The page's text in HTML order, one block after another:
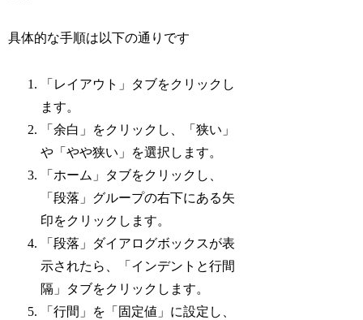
具体的な手順は以下の通りです
「レイアウト」タブをクリックし
ます。
「余白」をクリックし、「狭い」
や「やや狭い」を選択します。
「ホーム」タブをクリックし、
「段落」グループの右下にある矢
印をクリックします。
「段落」ダイアログボックスが表
示されたら、「インデントと行間
隔」タブをクリックします。
「行間」を「固定値」に設定し、